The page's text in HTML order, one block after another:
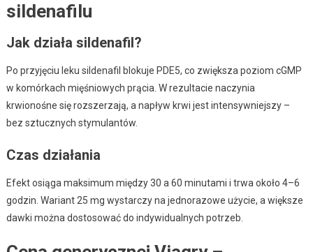
sildenafilu
Jak działa sildenafil?
Po przyjęciu leku sildenafil blokuje PDE5, co zwiększa poziom cGMP
w komórkach mięśniowych prącia. W rezultacie naczynia
krwionośne się rozszerzają, a napływ krwi jest intensywniejszy –
bez sztucznych stymulantów.
Czas działania
Efekt osiąga maksimum między 30 a 60 minutami i trwa około 4–6
godzin. Wariant 25 mg wystarczy na jednorazowe użycie, a większe
dawki można dostosować do indywidualnych potrzeb.